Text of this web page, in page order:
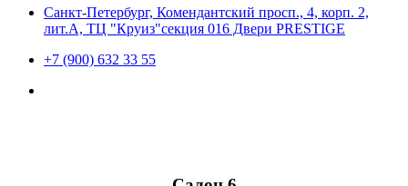
Санкт-Петербург, Комендантский просп., 4, корп. 2,
лит.А, ТЦ "Круиз"секция 016 Двери PRESTIGE
+7 (900) 632 33 55